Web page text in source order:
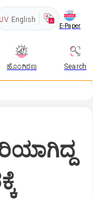
UV English
E-Paper
ಹೊಂಗಿರಣ Search